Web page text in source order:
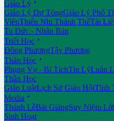
Giáo Lý 
Giáo Lý Dự TòngGiáo Lý Phổ
ViênThiếu Nhi Thánh ThểTài
Tu Đức - Nhân Bản
Triết Học 
Đông PhươngTây Phương
Thần Học 
Phụng Vụ - Bí TíchTín LýLuân
Thần Học
Giáo LuậtLịch Sử Giáo HộiTĩnh
Media 
Thánh LễBài GiảngSuy Niệm
Sinh Hoạt